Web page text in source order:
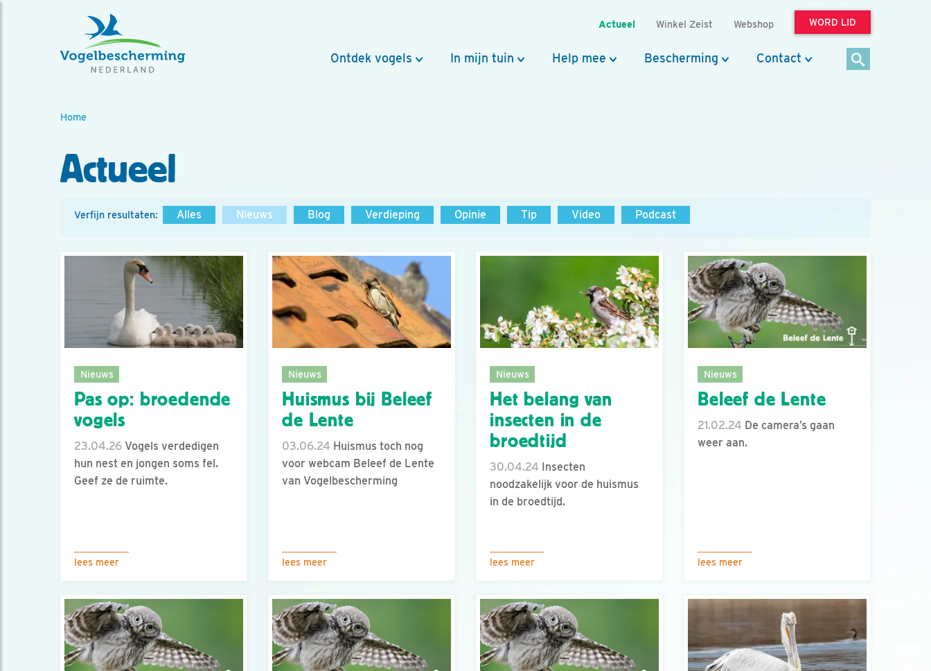
Actueel Winkel Zeist Webshop WORD LID
Ontdek vogels In mijn tuin Help mee Bescherming Contact
Home
Actueel
Verfijn resultaten: Alles Nieuws Blog Verdieping Opinie Tip Video Podcast
Nieuws
Pas op: broedende
vogels
23.04.26 Vogels verdedigen
hun nest en jongen soms fel.
Geef ze de ruimte.
lees meer
Nieuws
Huismus bij Beleef
de Lente
03.06.24 Huismus toch nog
voor webcam Beleef de Lente
van Vogelbescherming
lees meer
Nieuws
Het belang van
insecten in de
broedtijd
30.04.24 Insecten
noodzakelijk voor de huismus
in de broedtijd.
lees meer
Nieuws
Beleef de Lente
21.02.24 De camera’s gaan
weer aan.
lees meer